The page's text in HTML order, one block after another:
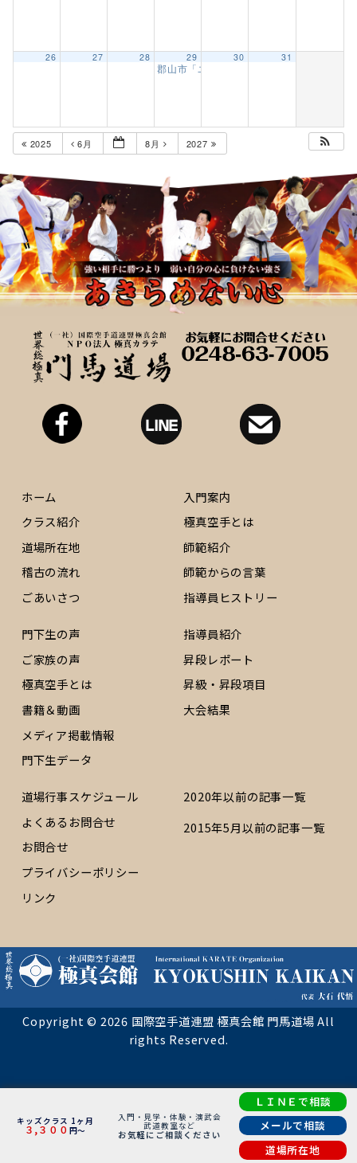
26 27 28 29
郡山市「ユーパロ室ノ木保育園武道教室」
30 31
2025 6月 8月 2027
ホーム
クラス紹介
道場所在地
稽古の流れ
ごあいさつ
入門案内
極真空手とは
師範紹介
師範からの言葉
指導員ヒストリー
門下生の声
ご家族の声
極真空手とは
書籍＆動画
メディア掲載情報
門下生データ
指導員紹介
昇段レポート
昇級・昇段項目
大会結果
道場行事スケジュール
よくあるお問合せ
お問合せ
プライバシーポリシー
リンク
2020年以前の記事一覧
2015年5月以前の記事一覧
Copyright © 2026 国際空手道連盟 極真会館 門馬道場 All
rights Reserved.
キッズクラス 1ヶ月
３,３００ 円～
入門・見学・体験・演武会
武道教室など
お気軽にご相談ください
ＬＩＮＥで相談
メールで相談
道場所在地